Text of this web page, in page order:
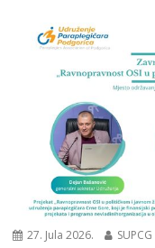
27. Jula 2026. SUPCG